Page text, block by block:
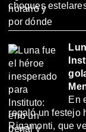
choques
En
regaló un festejo
Rigamonti, que